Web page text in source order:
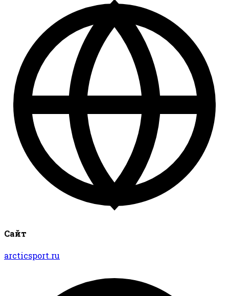
Сайт
arcticsport.ru